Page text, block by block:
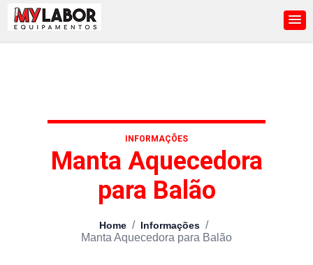
INFORMAÇÕES
Manta Aquecedora
para Balão
Home / Informações /
Manta Aquecedora para Balão